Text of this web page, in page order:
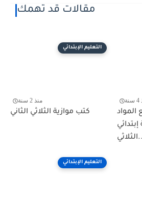
مقالات قد تهمك
التعليم الإبتدائي
منذ 2 سنة
كتب موازية الثلاثي الثاني
التعليم الإبتدائي